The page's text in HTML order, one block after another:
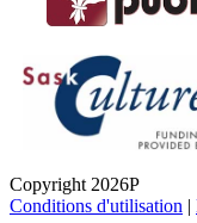
Copyright 2026P
Conditions d'utilisation |